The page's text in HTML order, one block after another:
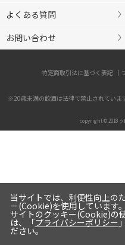
よくある質問
お問い合わせ
特定商取引法に基づく表記
※20歳未満の飲酒は法律で禁止されていま
copyright © 2018
当サイトでは、利便性向上の
ー(Cookie)を使用しています。
サイトのクッキー(Cookie)の
は、「プライバシーポリシー
ださい。